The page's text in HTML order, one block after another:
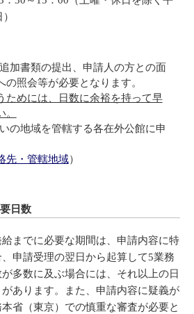
加書類の提出、申請人の方との面
の照会等が必要となります。
ためには、日数に余裕を持って早
の地域を管轄する各在外公館に申
先・管轄地域）
日数
までに必要な期間は、申請内容に特
申請受理の翌日から起算して5業務
多数に及ぶ場合には、それ以上の日
あります。また、申請内容に疑義が
省（東京）での慎重な審査が必要と